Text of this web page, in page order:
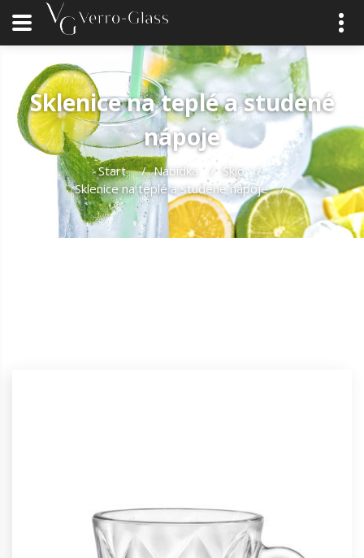
Sklenice na teplé a studené
nápoje
Start / Nabídka Sklo
/
Sklenice na teplé a studené nápoje
/